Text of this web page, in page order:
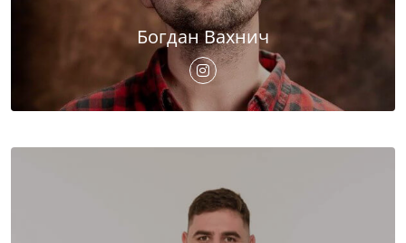
Богдан Вахнич